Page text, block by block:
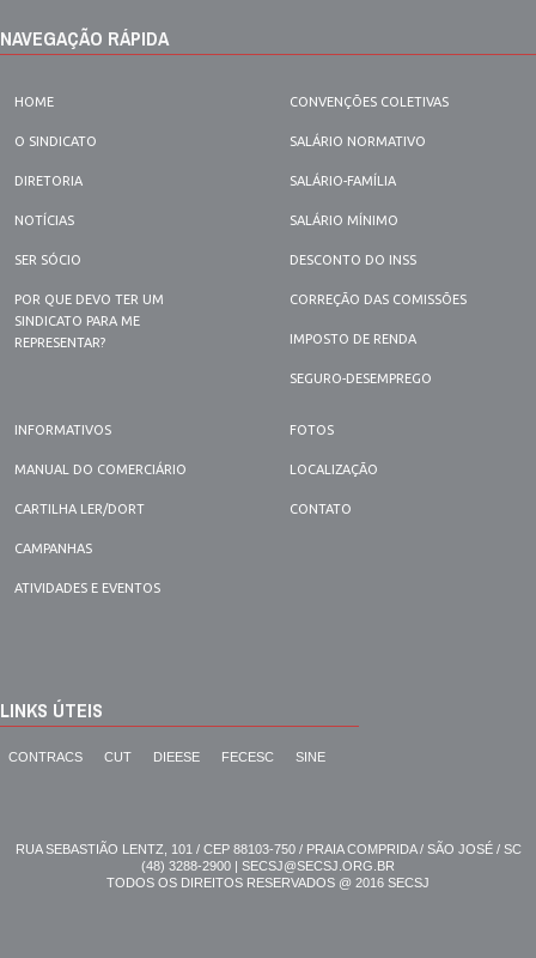
NAVEGAÇÃO RÁPIDA
HOME
O SINDICATO
DIRETORIA
NOTÍCIAS
SER SÓCIO
POR QUE DEVO TER UM
SINDICATO PARA ME
REPRESENTAR?
CONVENÇÕES COLETIVAS
SALÁRIO NORMATIVO
SALÁRIO-FAMÍLIA
SALÁRIO MÍNIMO
DESCONTO DO INSS
CORREÇÃO DAS COMISSÕES
IMPOSTO DE RENDA
SEGURO-DESEMPREGO
INFORMATIVOS
MANUAL DO COMERCIÁRIO
CARTILHA LER/DORT
CAMPANHAS
ATIVIDADES E EVENTOS
FOTOS
LOCALIZAÇÃO
CONTATO
LINKS ÚTEIS
CONTRACS CUT DIEESE FECESC SINE
RUA SEBASTIÃO LENTZ, 101 / CEP 88103-750 / PRAIA COMPRIDA / SÃO JOSÉ / SC
(48) 3288-2900 | SECSJ@SECSJ.ORG.BR
TODOS OS DIREITOS RESERVADOS @ 2016 SECSJ